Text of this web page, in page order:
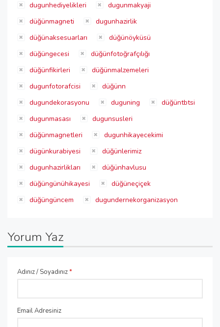
dugunhediyelikleri
dugunmakyaji
düğünmagneti
dugunhazirlik
düğünaksesuarları
düğünöyküsü
düğüngecesi
düğünfotoğrafçılığı
düğünfikirleri
düğünmalzemeleri
dugunfotorafcisi
düğünn
dugundekorasyonu
duguning
düğüntbtsi
dugunmasası
dugunsusleri
düğünmagnetleri
dugunhikayecekimi
dügünkurabiyesi
düğünlerimiz
dugunhazirlikları
düğünhavlusu
düğüngünühikayesi
düğüneçiçek
düğüngüncem
dugundernekorganizasyon
Yorum Yaz
Adınız / Soyadınız*
Email Adresiniz